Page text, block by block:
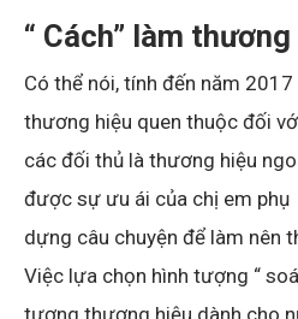
“ Cách” làm
Có thể nói, tính đến năm
thương hiệu quen thuộc đối
các đối thủ là thương hiệu
được sự ưu ái của chị em
dựng câu chuyện để làm nên
Việc lựa chọn hình tượng “
tượng thương hiệu dành cho